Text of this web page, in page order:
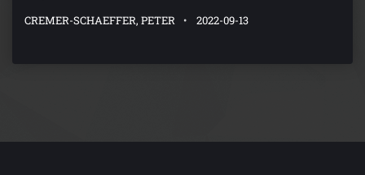
CREMER-SCHAEFFER, PETER 2022-09-13